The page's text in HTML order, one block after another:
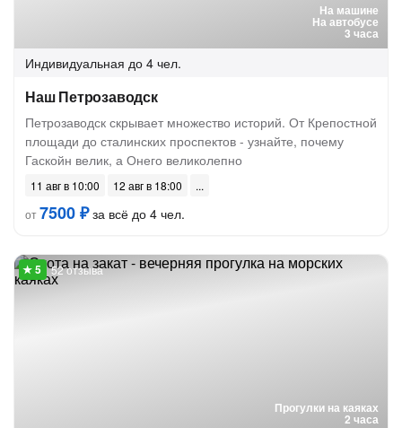
На машине
На автобусе
3 часа
Индивидуальная до 4 чел.
Наш Петрозаводск
Петрозаводск скрывает множество историй. От Крепостной
площади до сталинских проспектов - узнайте, почему
Гаскойн велик, а Онего великолепно
11 авг в 10:00
12 авг в 18:00
от7500 ₽за всё до 4 чел.
Прогулки на каяках
2 часа
52 отзыва